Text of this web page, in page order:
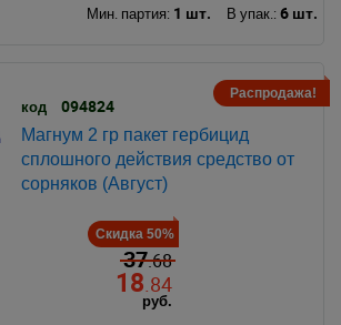
Мин. партия: 1 шт. В упак.: 6 шт.
Распродажа!
код 094824
Магнум 2 гр пакет гербицид
сплошного действия средство от
сорняков (Август)
Скидка 50%
37.68
18 .84
руб.